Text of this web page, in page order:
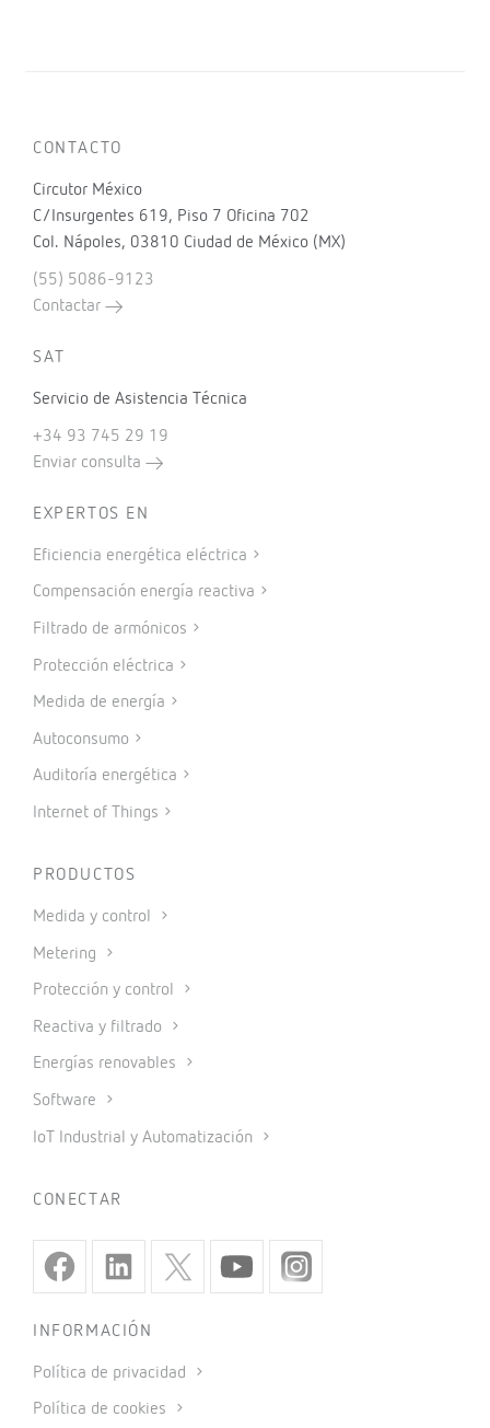
CONTACTO
Circutor México
C/Insurgentes 619, Piso 7 Oficina 702
Col. Nápoles, 03810 Ciudad de México (MX)
(55) 5086-9123
Contactar
SAT
Servicio de Asistencia Técnica
+34 93 745 29 19
Enviar consulta
EXPERTOS EN
Eficiencia energética eléctrica
Compensación energía reactiva
Filtrado de armónicos
Protección eléctrica
Medida de energía
Autoconsumo
Auditoría energética
Internet of Things
PRODUCTOS
Medida y control
Metering
Protección y control
Reactiva y filtrado
Energías renovables
Software
IoT Industrial y Automatización
CONECTAR
INFORMACIÓN
Política de privacidad
Política de cookies